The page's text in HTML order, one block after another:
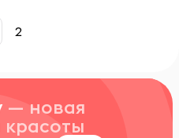
2
— новая
красоты